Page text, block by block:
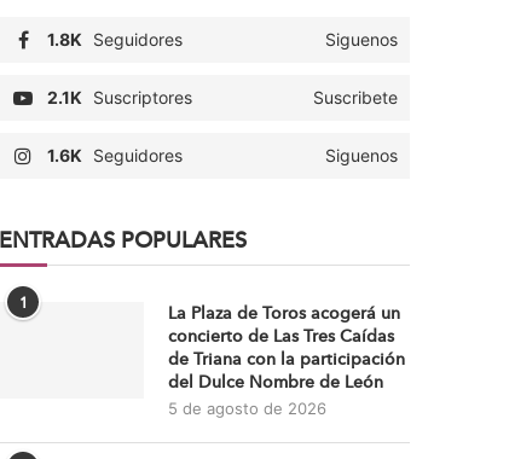
1.8K Seguidores Siguenos
2.1K Suscriptores Suscribete
1.6K Seguidores Siguenos
ENTRADAS POPULARES
1
La Plaza de Toros acogerá un
concierto de Las Tres Caídas
de Triana con la participación
del Dulce Nombre de León
5 de agosto de 2026